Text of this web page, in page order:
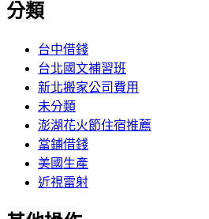
分類
台中借錢
台北國文補習班
新北搬家公司費用
未分類
澎湖花火節住宿推薦
當鋪借錢
美國生產
近視雷射